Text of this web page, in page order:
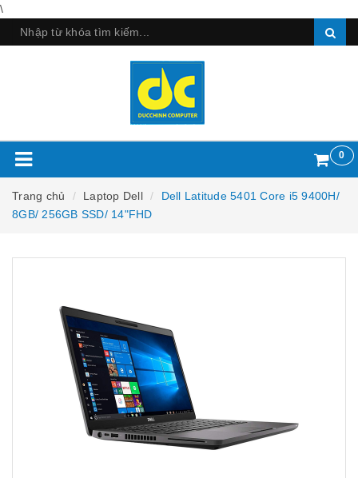
\
0
Trang chủ Laptop Dell
Dell Latitude 5401 Core i5 9400H/
8GB/ 256GB SSD/ 14"FHD